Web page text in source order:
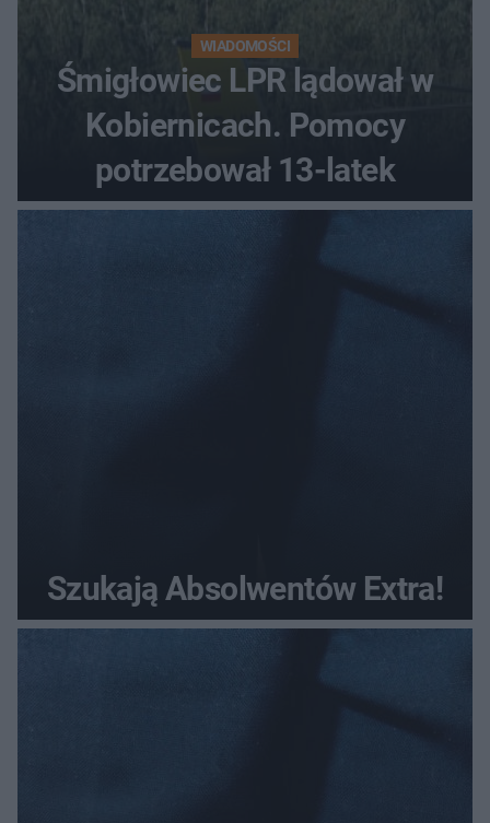
WIADOMOŚCI
Śmigłowiec LPR lądował w
Kobiernicach. Pomocy
potrzebował 13-latek
Szukają Absolwentów Extra!